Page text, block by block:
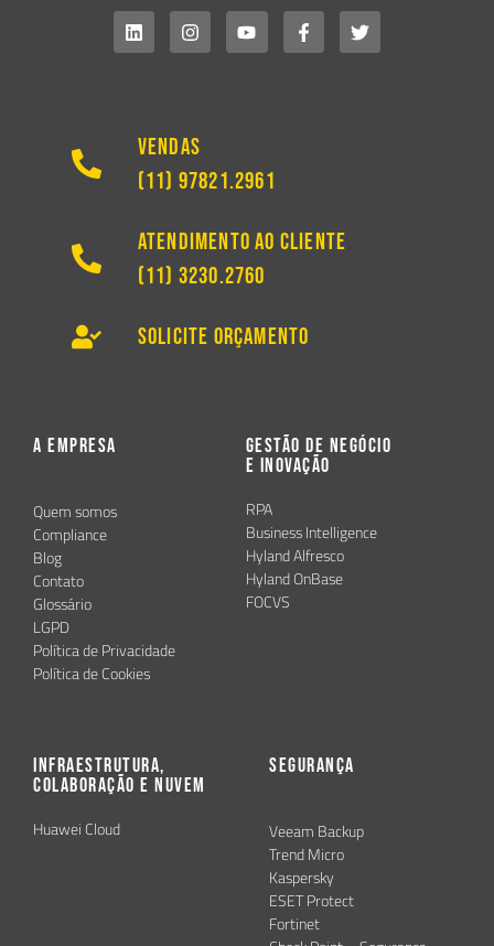
Vendas
(11) 97821.2961
Atendimento ao Cliente
(11) 3230.2760
Solicite Orçamento
A Empresa
Quem somos
Compliance
Blog
Contato
Glossário
LGPD
Política de Privacidade
Política de Cookies
Gestão de Negócio
e Inovação
RPA
Business Intelligence
Hyland Alfresco
Hyland OnBase
FOCVS
Infraestrutura,
Colaboração e Nuvem
Huawei Cloud
Segurança
Veeam Backup
Trend Micro
Kaspersky
ESET Protect
Fortinet